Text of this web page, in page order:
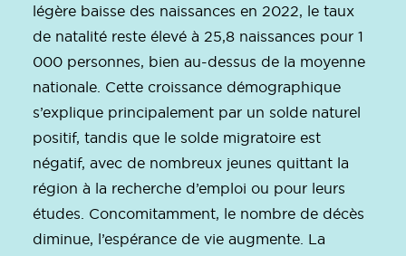
légère baisse des naissances en 2022, le taux
de natalité reste élevé à 25,8 naissances pour 1
000 personnes, bien au-dessus de la moyenne
nationale. Cette croissance démographique
s’explique principalement par un solde naturel
positif, tandis que le solde migratoire est
négatif, avec de nombreux jeunes quittant la
région à la recherche d’emploi ou pour leurs
études. Concomitamment, le nombre de décès
diminue, l’espérance de vie augmente. La